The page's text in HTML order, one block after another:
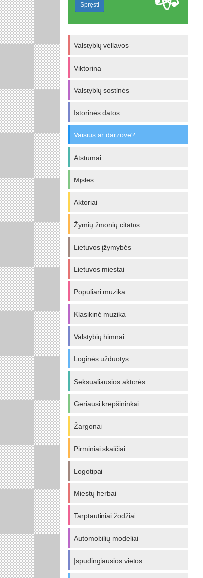
Spręsti
Valstybių vėliavos
Viktorina
Valstybių sostinės
Istorinės datos
Vaisius ar daržovė?
Atstumai
Mįslės
Aktoriai
Žymių žmonių citatos
Lietuvos įžymybės
Lietuvos miestai
Populiari muzika
Klasikinė muzika
Valstybių himnai
Loginės užduotys
Seksualiausios aktorės
Geriausi krepšininkai
Žargonai
Pirminiai skaičiai
Logotipai
Miestų herbai
Tarptautiniai žodžiai
Automobilių modeliai
Įspūdingiausios vietos